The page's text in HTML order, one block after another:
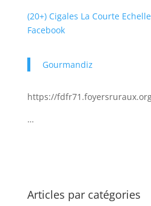
(20+) Cigales La Courte
Facebook
Gourmandiz
https://
…
Articles par catégories